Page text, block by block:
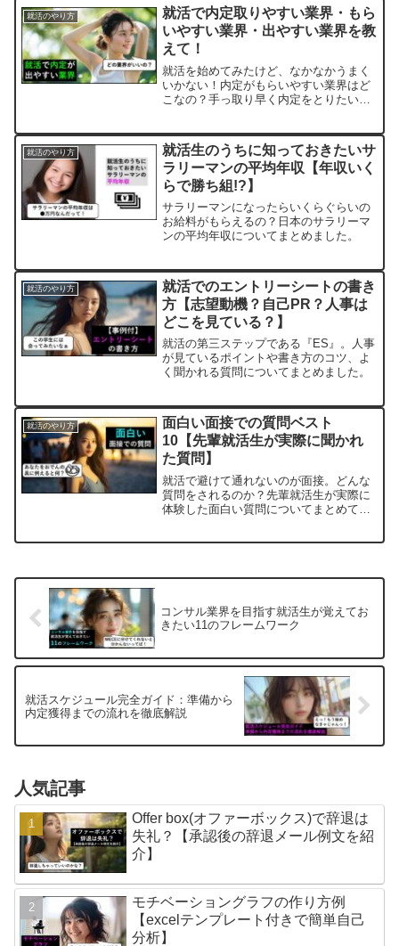
就活のやり方
就活で内定取りやすい業界・もら
いやすい業界・出やすい業界を教
えて！
就活を始めてみたけど、なかなかうまく
いかない！内定がもらいやすい業界はど
こなの？手っ取り早く内定をとりたい！
い業界・もらいやすい業界・出やすい業
界についてお伝えしていき...
就活のやり方
就活生のうちに知っておきたいサ
ラリーマンの平均年収【年収いく
らで勝ち組!?】
サラリーマンになったらいくらぐらいの
お給料がもらえるの？日本のサラリーマ
ンの平均年収についてまとめました。
就活のやり方
就活でのエントリーシートの書き
方【志望動機？自己PR？人事は
どこを見ている？】
就活の第三ステップである『ES』。人事
が見ているポイントや書き方のコツ、よ
く聞かれる質問についてまとめました。
就活のやり方
面白い面接での質問ベスト
10【先輩就活生が実際に聞かれ
た質問】
就活で避けて通れないのが面接。どんな
質問をされるのか？先輩就活生が実際に
体験した面白い質問についてまとめてい
コンサル業界を目指す就活生が覚えてお
きたい11のフレームワーク
就活スケジュール完全ガイド：準備から
内定獲得までの流れを徹底解説
人気記事
Offer box(オファーボックス)で辞退は
失礼？【承認後の辞退メール例文を紹
介】
モチベーショングラフの作り方例
【excelテンプレート付きで簡単自己
分析】